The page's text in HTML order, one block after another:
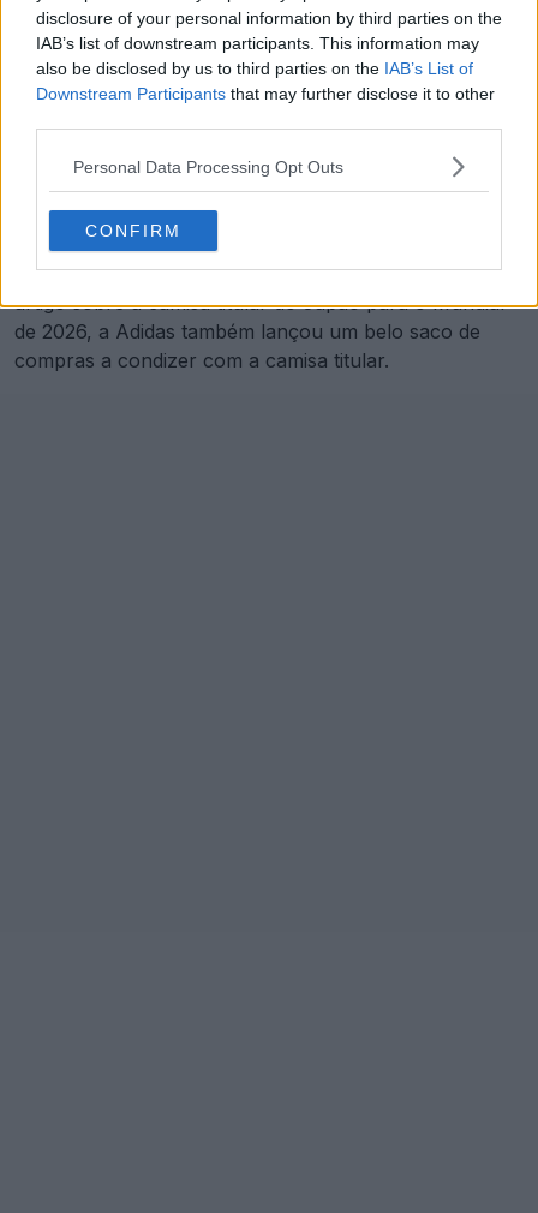
disclosure of your personal information by third parties on the
IAB’s list of downstream participants. This information may
also be disclosed by us to third parties on the IAB’s List of
Downstream Participants that may further disclose it to other
Personal Data Processing Opt Outs
CONFIRM
Esta estratégia de design coesa não é um caso isolado
na camisa reserva. Tal como já abordámos no nosso
artigo sobre a camisa titular do Japão para o Mundial
de 2026, a Adidas também lançou um belo saco de
compras a condizer com a camisa titular.